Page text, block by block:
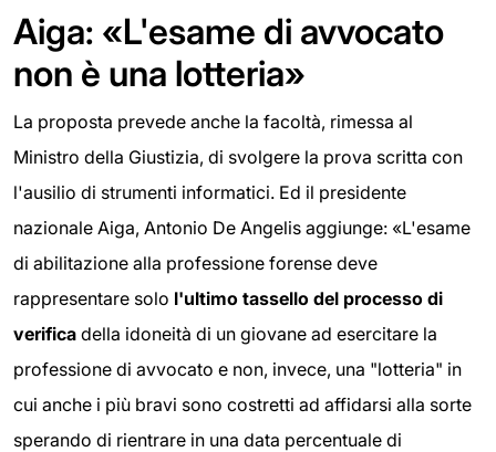
Aiga: «L'esame di avvocato
non è una lotteria»
La proposta prevede anche la facoltà, rimessa al
Ministro della Giustizia, di svolgere la prova scritta con
l'ausilio di strumenti informatici. Ed il presidente
nazionale Aiga, Antonio De Angelis aggiunge: «L'esame
di abilitazione alla professione forense deve
rappresentare solo l'ultimo tassello del processo di
verifica della idoneità di un giovane ad esercitare la
professione di avvocato e non, invece, una "lotteria" in
cui anche i più bravi sono costretti ad affidarsi alla sorte
sperando di rientrare in una data percentuale di